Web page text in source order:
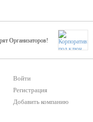
Организаторов!
Гибкие цены!
Войти
Регистрация
Добавить компанию